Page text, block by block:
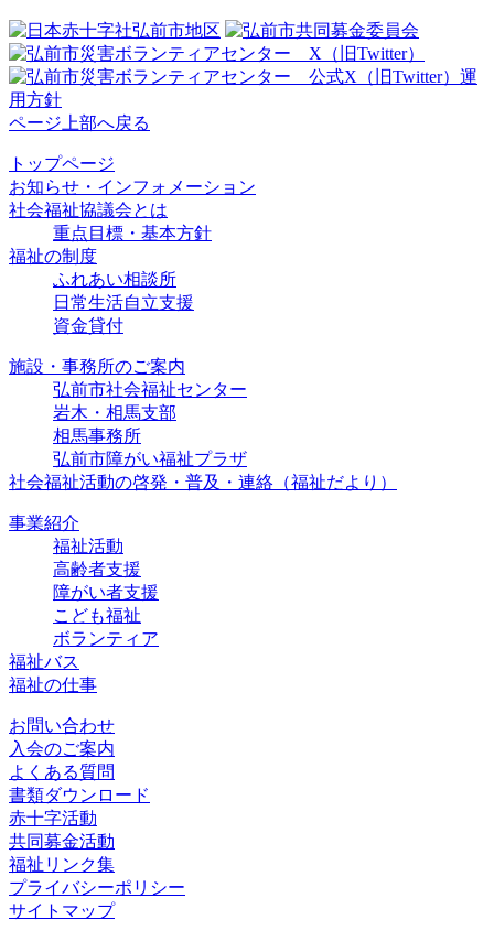
ページ上部へ戻る
トップページ
お知らせ・インフォメーション
社会福祉協議会とは
重点目標・基本方針
福祉の制度
ふれあい相談所
日常生活自立支援
資金貸付
施設・事務所のご案内
弘前市社会福祉センター
岩木・相馬支部
相馬事務所
弘前市障がい福祉プラザ
社会福祉活動の啓発・普及・連絡 （福祉だより）
事業紹介
福祉活動
高齢者支援
障がい者支援
こども福祉
ボランティア
福祉バス
福祉の仕事
お問い合わせ
入会のご案内
よくある質問
書類ダウンロード
赤十字活動
共同募金活動
福祉リンク集
プライバシーポリシー
サイトマップ